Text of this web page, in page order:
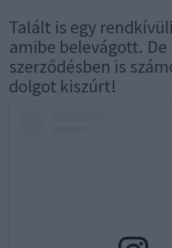
Talált is egy
amibe belevágott. De
szerződésben is
dolgot kiszúrt!